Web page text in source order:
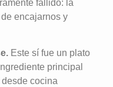
fallido: la
de encajarnos y
Este sí fue un plato
principal
cocina